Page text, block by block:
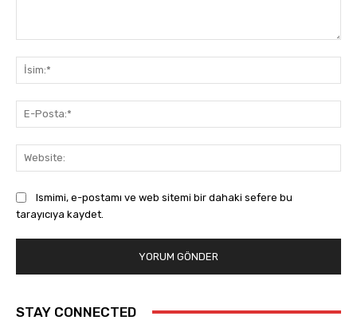
Ismimi, e-postamı ve web sitemi bir dahaki sefere bu
tarayıcıya kaydet.
STAY CONNECTED